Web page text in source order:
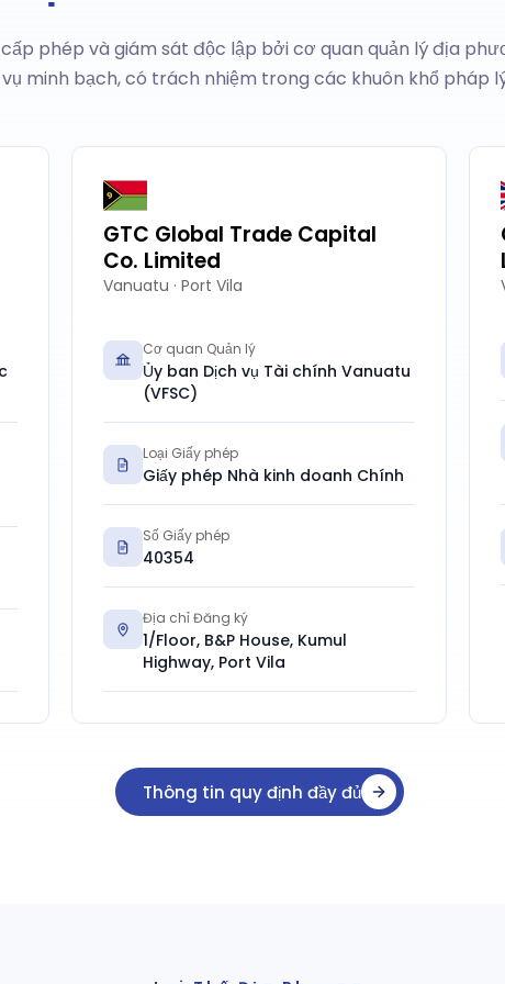
phép và giám sát độc lập bởi cơ quan quản lý địa
minh bạch, có trách nhiệm trong các khuôn khổ pháp
GTC Global Trade Capital
Co. Limited
Vanuatu · Port Vila
Cơ quan Quản lý
Ủy ban Dịch vụ Tài chính Vanuatu
(VFSC)
Loại Giấy phép
Giấy phép Nhà kinh doanh Chính
Số Giấy phép
40354
Địa chỉ Đăng ký
1/Floor, B&P House, Kumul
Highway, Port Vila
Thông tin quy định đầy đủ